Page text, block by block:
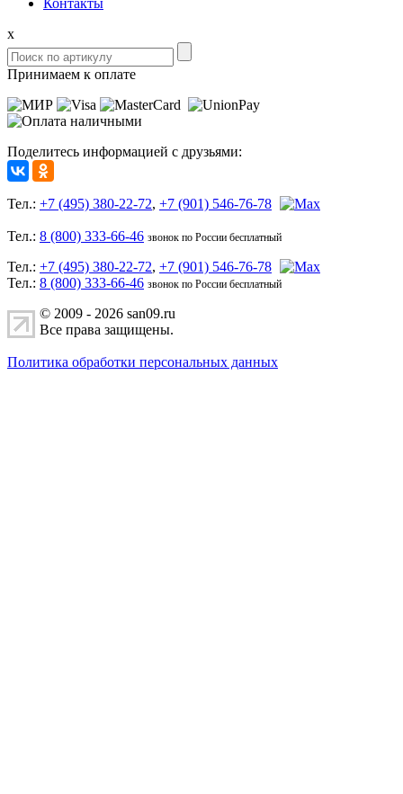
x
Принимаем к оплате
Поделитесь информацией с друзьями:
Тел.: +7 (495) 380-22-72, +7 (901) 546-76-78
Тел.: 8 (800) 333-66-46 звонок по России бесплатный
Тел.: +7 (495) 380-22-72, +7 (901) 546-76-78
Тел.: 8 (800) 333-66-46 звонок по России бесплатный
© 2009 - 2026 san09.ru
Все права защищены.
Политика обработки персональных данных